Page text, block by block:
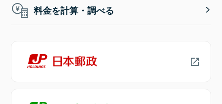
料金を計算・調べる